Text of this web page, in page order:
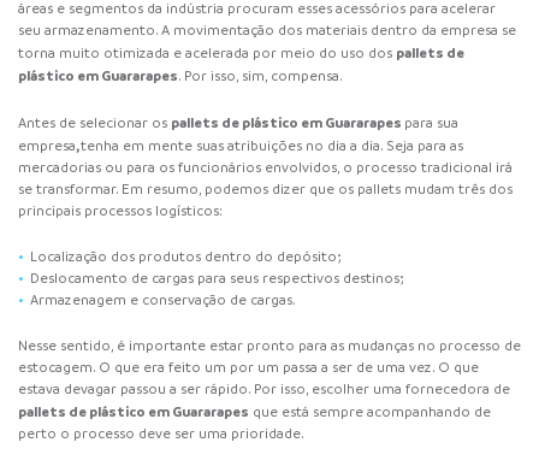
áreas e segmentos da indústria procuram esses acessórios para acelerar
seu armazenamento. A movimentação dos materiais dentro da empresa se
torna muito otimizada e acelerada por meio do uso dos pallets de
plástico em Guararapes. Por isso, sim, compensa.
Antes de selecionar os pallets de plástico em Guararapes para sua
empresa,tenha em mente suas atribuições no dia a dia. Seja para as
mercadorias ou para os funcionários envolvidos, o processo tradicional irá
se transformar. Em resumo, podemos dizer que os pallets mudam três dos
principais processos logísticos:
Localização dos produtos dentro do depósito;
Deslocamento de cargas para seus respectivos destinos;
Armazenagem e conservação de cargas.
Nesse sentido, é importante estar pronto para as mudanças no processo de
estocagem. O que era feito um por um passa a ser de uma vez. O que
estava devagar passou a ser rápido. Por isso, escolher uma fornecedora de
pallets de plástico em Guararapes que está sempre acompanhando de
perto o processo deve ser uma prioridade.